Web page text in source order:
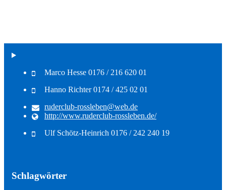
Marco Hesse 0176 / 216 620 01
Hanno Richter 0174 / 425 02 01
ruderclub-rossleben@web.de
http://www.ruderclub-rossleben.de/
Ulf Schötz-Heinrich 0176 / 242 240 19
Schlagwörter